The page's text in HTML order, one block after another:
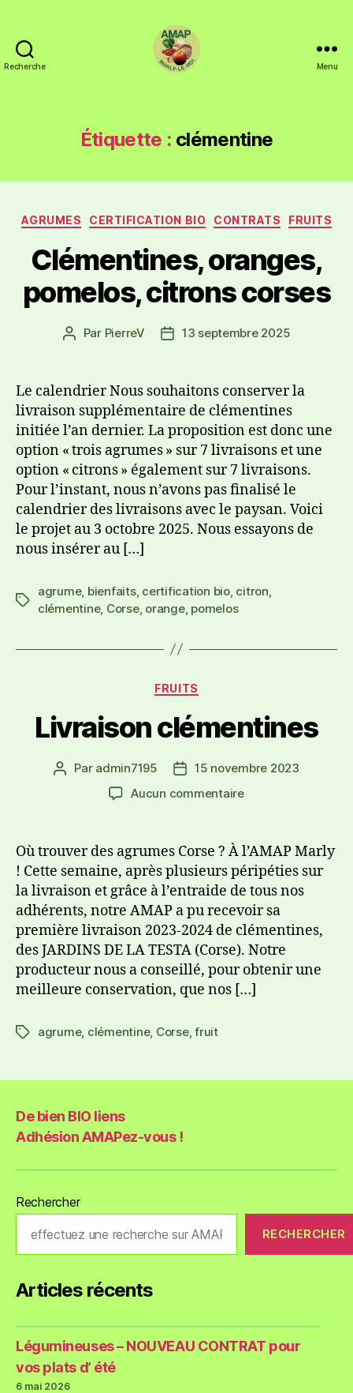
Recherche Menu
Étiquette : clémentine
AGRUMES CERTIFICATION BIO CONTRATS FRUITS
Clémentines, oranges,
pomelos, citrons corses
Par PierreV 13 septembre 2025
Le calendrier Nous souhaitons conserver la
livraison supplémentaire de clémentines
initiée l’an dernier. La proposition est donc une
option « trois agrumes » sur 7 livraisons et une
option « citrons » également sur 7 livraisons.
Pour l’instant, nous n’avons pas finalisé le
calendrier des livraisons avec le paysan. Voici
le projet au 3 octobre 2025. Nous essayons de
nous insérer au […]
agrume, bienfaits, certification bio, citron
clémentine, Corse, orange, pomelos
FRUITS
Livraison clémentines
Par admin7195
15 novembre 2023
Aucun commentaire
Où trouver des agrumes Corse ? À l’AMAP Marly
! Cette semaine, après plusieurs péripéties sur
la livraison et grâce à l’entraide de tous nos
adhérents, notre AMAP a pu recevoir sa
première livraison 2023-2024 de clémentines,
des JARDINS DE LA TESTA (Corse). Notre
producteur nous a conseillé, pour obtenir une
meilleure conservation, que nos […]
agrume, clémentine, Corse,fruit
De bien BIO liens
Adhésion AMAPez-vous !
Rechercher
RECHERCHER
Articles récents
Légumineuses – NOUVEAU CONTRAT pour
vos plats d’ été
6 mai 2026